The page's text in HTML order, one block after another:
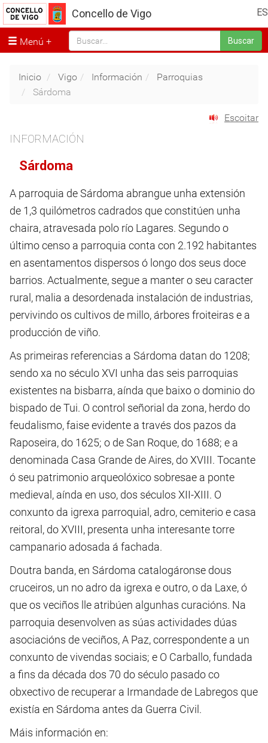
ES
Concello de Vigo
Menú Buscar
Inicio Vigo Información
Parroquias
Sárdoma
Escoitar
INFORMACIÓN
Sárdoma
A parroquia de Sárdoma abrangue unha extensión
de 1,3 quilómetros cadrados que constitúen unha
chaira, atravesada polo río Lagares. Segundo o
último censo a parroquia conta con 2.192 habitantes
en asentamentos dispersos ó longo dos seus doce
barrios. Actualmente, segue a manter o seu caracter
rural, malia a desordenada instalación de industrias,
pervivindo os cultivos de millo, árbores froiteiras e a
producción de viño.
As primeiras referencias a Sárdoma datan do 1208;
sendo xa no século XVI unha das seis parroquias
existentes na bisbarra, aínda que baixo o dominio do
bispado de Tui. O control señorial da zona, herdo do
feudalismo, faise evidente a través dos pazos da
Raposeira, do 1625; o de San Roque, do 1688; e a
denominada Casa Grande de Aires, do XVIII. Tocante
ó seu patrimonio arqueolóxico sobresae a ponte
medieval, aínda en uso, dos séculos XII-XIII. O
conxunto da igrexa parroquial, adro, cemiterio e casa
reitoral, do XVIII, presenta unha interesante torre
campanario adosada á fachada.
Doutra banda, en Sárdoma catalogáronse dous
cruceiros, un no adro da igrexa e outro, o da Laxe, ó
que os veciños lle atribúen algunhas curacións. Na
parroquia desenvolven as súas actividades dúas
asociacións de veciños, A Paz, correspondente a un
conxunto de vivendas sociais; e O Carballo, fundada
a fins da década dos 70 do século pasado co
obxectivo de recuperar a Irmandade de Labregos que
existía en Sárdoma antes da Guerra Civil.
Máis información en: